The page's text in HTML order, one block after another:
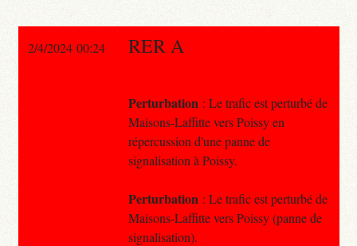
2/4/2024 00:24 RER A
Perturbation : Le trafic est perturbé de
Maisons-Laffitte vers Poissy en
répercussion d'une panne de
signalisation à Poissy.
Perturbation : Le trafic est perturbé de
Maisons-Laffitte vers Poissy (panne de
signalisation).